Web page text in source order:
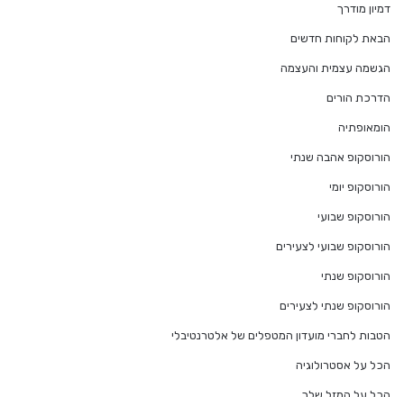
דמיון מודרך
הבאת לקוחות חדשים
הגשמה עצמית והעצמה
הדרכת הורים
הומאופתיה
הורוסקופ אהבה שנתי
הורוסקופ יומי
הורוסקופ שבועי
הורוסקופ שבועי לצעירים
הורוסקופ שנתי
הורוסקופ שנתי לצעירים
הטבות לחברי מועדון המטפלים של אלטרנטיבלי
הכל על אסטרולוגיה